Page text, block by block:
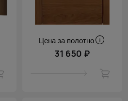
Цена за полотно
31 650 ₽